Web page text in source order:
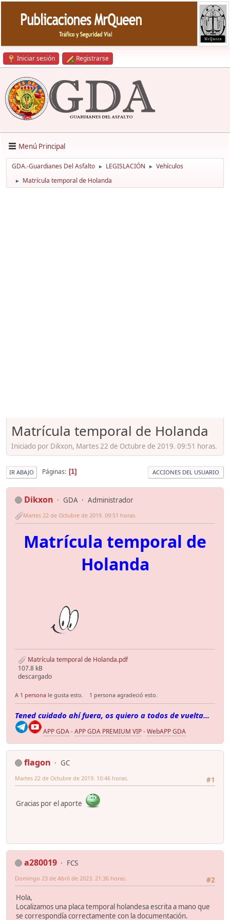
Iniciar sesión Registrarse
Menú Principal
GDA.-Guardianes Del Asfalto ► LEGISLACIÓN ► Vehículos
► Matrícula temporal de Holanda
Matrícula temporal de Holanda
Iniciado por Dikxon, Martes 22 de Octubre de 2019. 09:51 horas.
IR ABAJO Páginas 1 ACCIONES DEL USUARIO
Dikxon GDA Administrador
Martes 22 de Octubre de 2019. 09:51 horas.
Matrícula temporal de
Holanda
Matrícula temporal de Holanda.pdf
107.8 kB
descargado
A 1 persona le gusta esto. 1 persona agradeció esto.
Tened cuidado ahí fuera, os quiero a todos de vuelta...
APP GDA-APP GDA PREMIUM VIP-WebAPP GDA
flagon
GC
#1
Martes 22 de Octubre de 2019. 10:46 horas.
Gracias por el aporte
a280019
FCS
#2
Domingo 23 de Abril de 2023. 21:36 horas.
Hola,
Localizamos una placa temporal holandesa escrita a mano que
se correspondía correctamente con la documentación.